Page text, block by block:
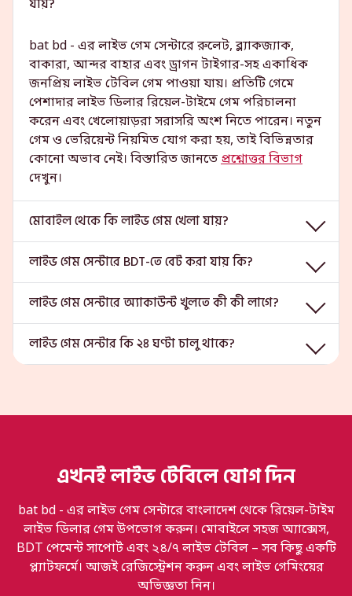
bat bd - এর লাইভ গেম সেন্টারে রুলেট, ব্ল্যাকজ্যাক,
বাকারা, আন্দর বাহার এবং ড্রাগন টাইগার-সহ একাধিক
জনপ্রিয় লাইভ টেবিল গেম পাওয়া যায়। প্রতিটি গেমে
পেশাদার লাইভ ডিলার রিয়েল-টাইমে গেম পরিচালনা
করেন এবং খেলোয়াড়রা সরাসরি অংশ নিতে পারেন। নতুন
গেম ও ভেরিয়েন্ট নিয়মিত যোগ করা হয়, তাই বিভিন্নতার
কোনো অভাব নেই। বিস্তারিত জানতেপ্রশ্নোত্তর বিভাগ
দেখুন।
মোবাইল থেকে কি লাইভ গেম খেলা যায়?
লাইভ গেম সেন্টারে BDT-তে বেট করা যায় কি?
লাইভ গেম সেন্টারে অ্যাকাউন্ট খুলতে কী কী লাগে?
লাইভ গেম সেন্টার কি ২৪ ঘণ্টা চালু থাকে?
এখনই লাইভ টেবিলে যোগ দিন
bat bd - এর লাইভ গেম সেন্টারে বাংলাদেশ থেকে রিয়েল-টাইম
লাইভ ডিলার গেম উপভোগ করুন। মোবাইলে সহজ অ্যাক্সেস,
BDT পেমেন্ট সাপোর্ট এবং ২৪/৭ লাইভ টেবিল – সব কিছু একটি
প্ল্যাটফর্মে। আজই রেজিস্ট্রেশন করুন এবং লাইভ গেমিংয়ের
অভিজ্ঞতা নিন।